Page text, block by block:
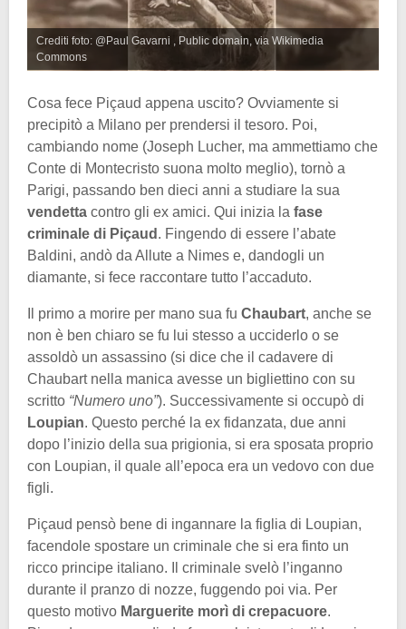
Crediti foto: @Paul Gavarni , Public domain, via Wikimedia
Commons
Cosa fece Piçaud appena uscito? Ovviamente si
precipitò a Milano per prendersi il tesoro. Poi,
cambiando nome (Joseph Lucher, ma ammettiamo che
Conte di Montecristo suona molto meglio), tornò a
Parigi, passando ben dieci anni a studiare la sua
vendetta contro gli ex amici. Qui inizia la fase
criminale di Piçaud . Fingendo di essere l’abate
Baldini, andò da Allute a Nimes e, dandogli un
diamante, si fece raccontare tutto l’accaduto.
Il primo a morire per mano sua fu Chaubart, anche se
non è ben chiaro se fu lui stesso a ucciderlo o se
assoldò un assassino (si dice che il cadavere di
Chaubart nella manica avesse un bigliettino con su
scritto “Numero uno”). Successivamente si occupò di
Loupian. Questo perché la ex fidanzata, due anni
dopo l’inizio della sua prigionia, si era sposata proprio
con Loupian, il quale all’epoca era un vedovo con due
figli.
Piçaud pensò bene di ingannare la figlia di Loupian,
facendole spostare un criminale che si era finto un
ricco principe italiano. Il criminale svelò l’inganno
durante il pranzo di nozze, fuggendo poi via. Per
questo motivo Marguerite morì di crepacuore.